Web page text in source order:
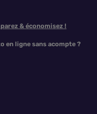
& économisez !
en ligne sans acompte ?